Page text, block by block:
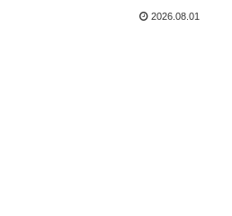
2026.08.01